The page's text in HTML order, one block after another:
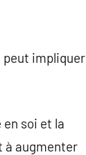
peut impliquer
soi et la
à augmenter